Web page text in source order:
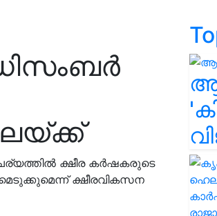
ക്ഷീര കർഷകരുടെ
ക്ഷീരവികസന